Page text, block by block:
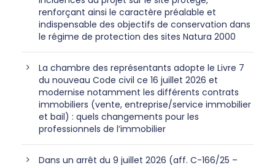
renforçant ainsi le caractère préalable et
indispensable des objectifs de conservation dans
le régime de protection des sites Natura 2000
La chambre des représentants adopte le Livre 7
du nouveau Code civil ce 16 juillet 2026 et
modernise notamment les différents contrats
immobiliers (vente, entreprise/service immobilier
et bail) : quels changements pour les
professionnels de l’immobilier
Dans un arrêt du 9 juillet 2026 (aff. C-166/25 –